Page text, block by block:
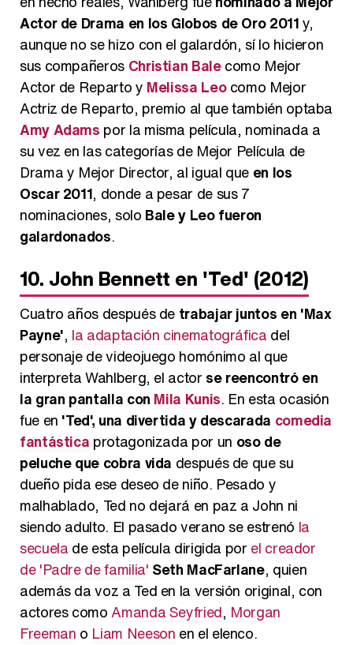
Actor de Drama en los Globos de Oro 2011y,
aunque no se hizo con el galardón, sí lo hicieron
sus compañeros Christian Balecomo Mejor
Actor de Reparto y Melissa Leocomo Mejor
Actriz de Reparto, premio al que también optaba
Amy Adams por la misma película, nominada a
su vez en las categorías de Mejor Película de
Drama y Mejor Director, al igual que en los
Oscar 2011, donde a pesar de sus 7
nominaciones, solo Bale y Leo fueron
galardonados.
10. John Bennett en 'Ted' (2012)
Cuatro años después de trabajar juntos en 'Max
Payne', la adaptación cinematográfica del
personaje de videojuego homónimo al que
interpreta Wahlberg, el actor se reencontró en
la gran pantalla con Mila Kunis. En esta ocasión
fue en 'Ted', una divertida y descarada comedia
fantástica protagonizada por un oso de
peluche que cobra vida después de que su
dueño pida ese deseo de niño. Pesado y
malhablado, Ted no dejará en paz a John ni
siendo adulto. El pasado verano se estrenó la
secuela de esta película dirigida por el creador
de 'Padre de familia' Seth MacFarlane, quien
además da voz a Ted en la versión original, con
actores comoAmanda Seyfried, Morgan
Freeman o Liam Neeson en el elenco.